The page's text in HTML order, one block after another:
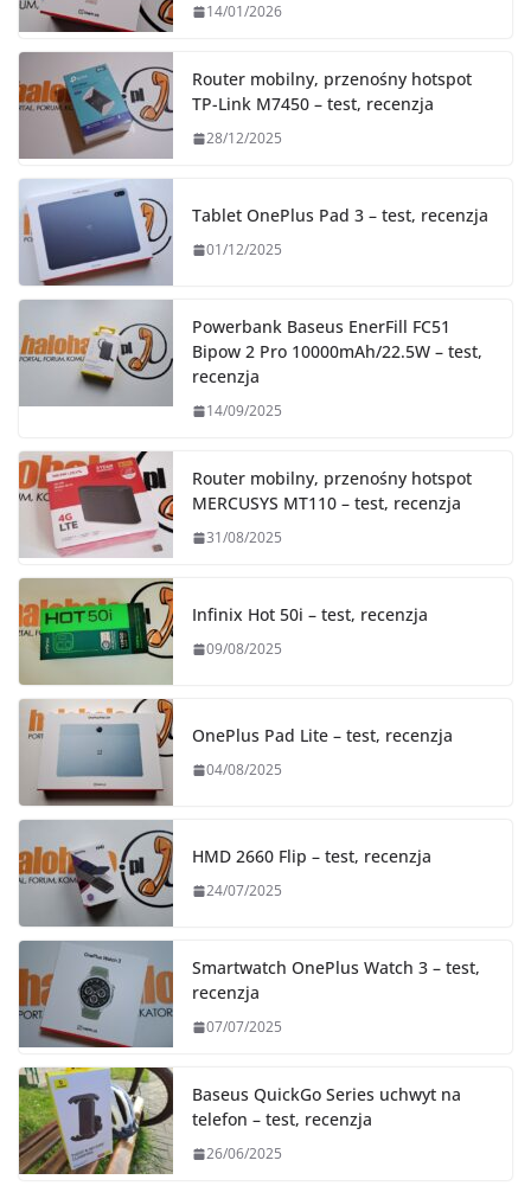
14/01/2026
Router mobilny, przenośny hotspot
TP-Link M7450 – test, recenzja
28/12/2025
Tablet OnePlus Pad 3 – test, recenzja
01/12/2025
Powerbank Baseus EnerFill FC51
Bipow 2 Pro 10000mAh/22.5W – test,
recenzja
14/09/2025
Router mobilny, przenośny hotspot
MERCUSYS MT110 – test, recenzja
31/08/2025
Infinix Hot 50i – test, recenzja
09/08/2025
OnePlus Pad Lite – test, recenzja
04/08/2025
HMD 2660 Flip – test, recenzja
24/07/2025
Smartwatch OnePlus Watch 3 – test,
recenzja
07/07/2025
Baseus QuickGo Series uchwyt na
telefon – test, recenzja
26/06/2025